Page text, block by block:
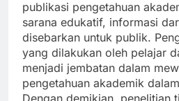
publikasi pengetahuan
sarana edukatif, informasi
disebarkan untuk publik.
yang dilakukan oleh pelajar
menjadi jembatan dalam
pengetahuan akademik